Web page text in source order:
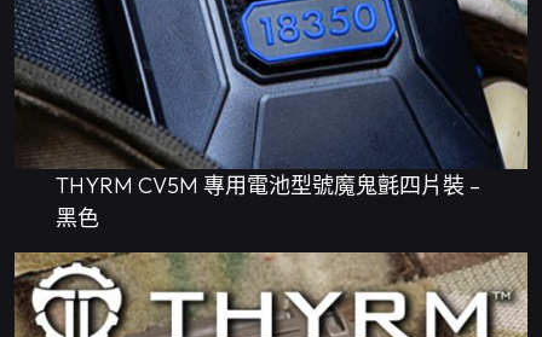
THYRM CV5M 專用電池型號魔鬼氈四片裝 –
黑色